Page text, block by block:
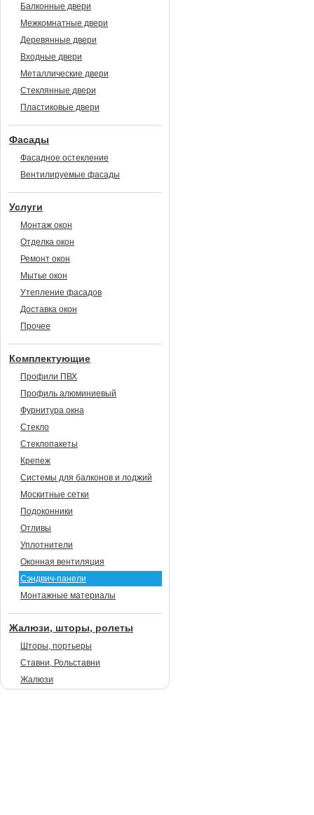
Балконные двери
Межкомнатные двери
Деревянные двери
Входные двери
Металлические двери
Стеклянные двери
Пластиковые двери
Фасады
Фасадное остекление
Вентилируемые фасады
Услуги
Монтаж окон
Отделка окон
Ремонт окон
Мытье окон
Утепление фасадов
Доставка окон
Прочее
Комплектующие
Профили ПВХ
Профиль алюминиевый
Фурнитура окна
Стекло
Стеклопакеты
Крепеж
Системы для балконов и лоджий
Москитные сетки
Подоконники
Отливы
Уплотнители
Оконная вентиляция
Сэндвич-панели
Монтажные материалы
Жалюзи, шторы, ролеты
Шторы, портьеры
Ставни, Рольставни
Жалюзи